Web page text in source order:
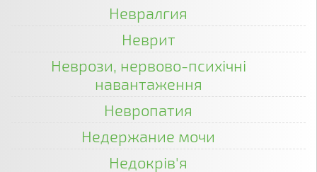
Невралгия
Неврит
Неврози, нервово-психічні
навантаження
Невропатия
Недержание мочи
Недокрів'я